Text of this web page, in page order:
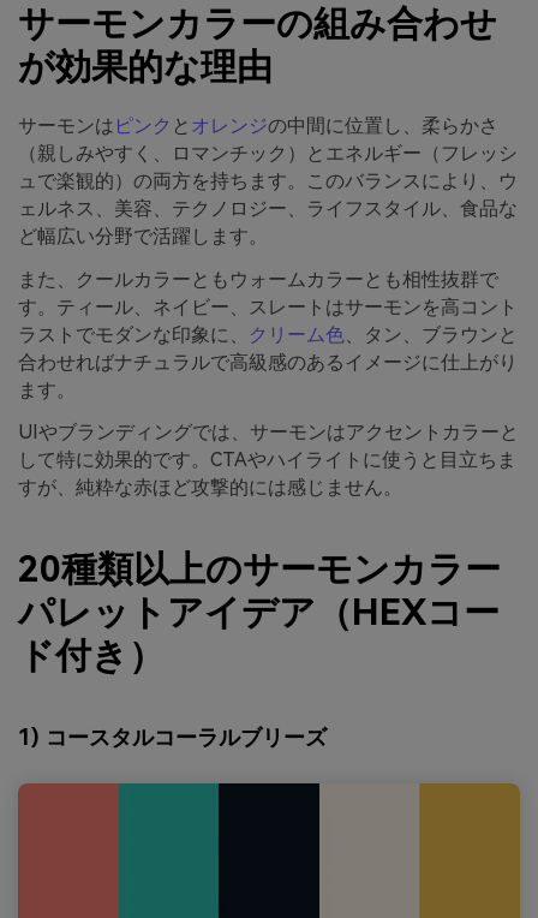
サーモンカラーの組み合わせ
が効果的な理由
サーモンは ピンク と オレンジの中間に位置し、柔らかさ
（親しみやすく、ロマンチック）とエネルギー（フレッシ
ュで楽観的）の両方を持ちます。このバランスにより、ウ
ェルネス、美容、テクノロジー、ライフスタイル、食品な
ど幅広い分野で活躍します。
また、クールカラーともウォームカラーとも相性抜群で
す。ティール、ネイビー、スレートはサーモンを高コント
ラストでモダンな印象に、
クリーム色 、タン、ブラウンと
合わせればナチュラルで高級感のあるイメージに仕上がり
ます。
UIやブランディングでは、サーモンはアクセントカラーと
して特に効果的です。CTAやハイライトに使うと目立ちま
すが、純粋な赤ほど攻撃的には感じません。
20種類以上のサーモンカラー
パレットアイデア（HEXコー
ド付き）
1) コースタルコーラルブリーズ